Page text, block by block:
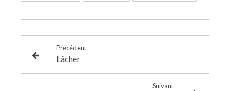
Précédent
Lâcher
Suivant